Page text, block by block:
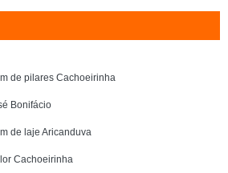
de pilares Cachoeirinha
Bonifácio
de laje Aricanduva
Cachoeirinha